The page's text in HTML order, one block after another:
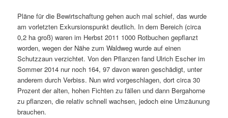
Pläne für die Bewirtschaftung gehen auch mal schief, das wurde
am vorletzten Exkursionspunkt deut­lich. In dem Bereich (circa
0,2 ha groß) waren im Herbst 2011 1000 Rotbuchen gepflanzt
worden, wegen der Nähe zum Waldweg wurde auf einen
Schutzzaun verzichtet. Von den Pflanzen fand Ulrich Escher im
Sommer 2014 nur noch 164, 97 davon waren geschä­digt, unter
anderem durch Verbiss. Nun wird vorge­schlagen, dort circa 30
Prozent der alten, hohen Fichten zu fällen und dann Bergahorne
zu pflanzen, die relativ schnell wachsen, jedoch eine Umzäunung
brauchen.